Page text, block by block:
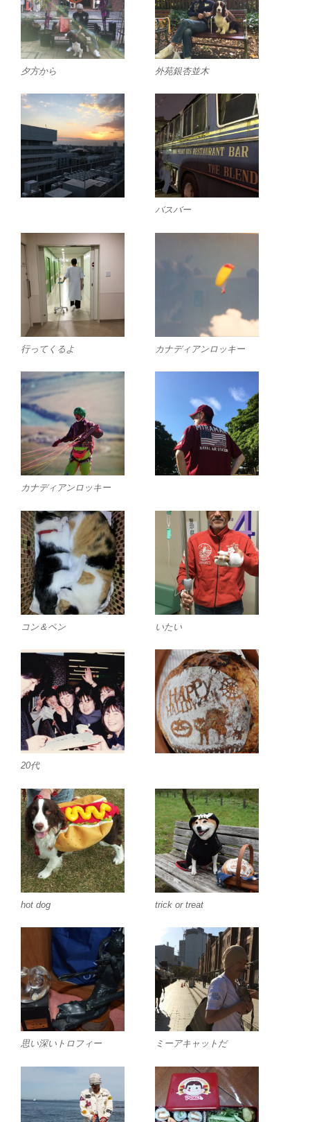
夕方から 外苑銀杏並木
バスバー
行ってくるよ カナディアンロッキー
カナディアンロッキー
コン＆ペン いたい
20代
hot dog trick or treat
思い深いトロフィー ミーアキャットだ